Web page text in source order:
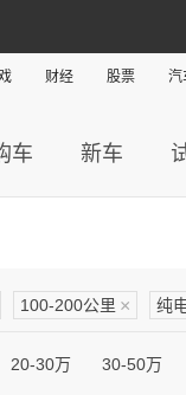
财经 股票 汽
车 新车
100-200公里 × 纯
20-30万 30-50万